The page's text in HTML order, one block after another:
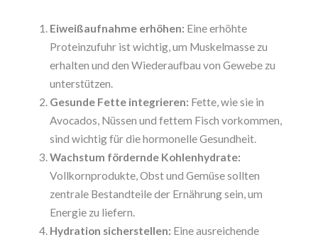
Eiweißaufnahme erhöhen: Eine erhöhte
Proteinzufuhr ist wichtig, um Muskelmasse zu
erhalten und den Wiederaufbau von Gewebe zu
unterstützen.
Gesunde Fette integrieren: Fette, wie sie in
Avocados, Nüssen und fettem Fisch vorkommen,
sind wichtig für die hormonelle Gesundheit.
Wachstum fördernde Kohlenhydrate:
Vollkornprodukte, Obst und Gemüse sollten
zentrale Bestandteile der Ernährung sein, um
Energie zu liefern.
Hydration sicherstellen: Eine ausreichende